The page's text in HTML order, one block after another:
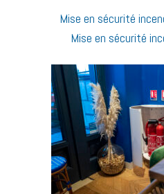
Mise en sécurité
Mise en sécurité